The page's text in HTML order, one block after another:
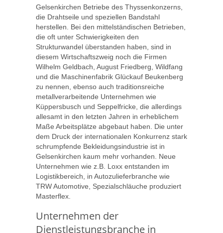
Gelsenkirchen Betriebe des Thyssenkonzerns,
die Drahtseile und speziellen Bandstahl
herstellen. Bei den mittelständischen Betrieben,
die oft unter Schwierigkeiten den
Strukturwandel überstanden haben, sind in
diesem Wirtschaftszweig noch die Firmen
Wilhelm Geldbach, August Friedberg, Wildfang
und die Maschinenfabrik Glückauf Beukenberg
zu nennen, ebenso auch traditionsreiche
metallverarbeitende Unternehmen wie
Küppersbusch und Seppelfricke, die allerdings
allesamt in den letzten Jahren in erheblichem
Maße Arbeitsplätze abgebaut haben. Die unter
dem Druck der internationalen Konkurrenz stark
schrumpfende Bekleidungsindustrie ist in
Gelsenkirchen kaum mehr vorhanden. Neue
Unternehmen wie z.B. Loxx entstanden im
Logistikbereich, in Autozulieferbranche wie
TRW Automotive, Spezialschläuche produziert
Masterflex.
Unternehmen der
Dienstleistungsbranche in